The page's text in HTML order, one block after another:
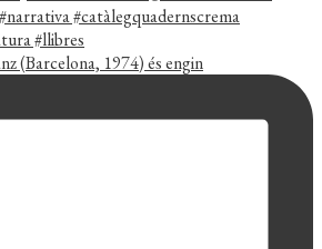
(Barcelona, 1974) és engin